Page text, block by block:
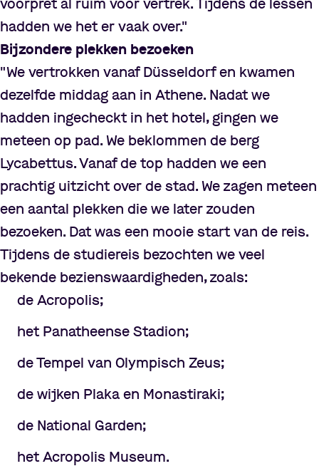
voorpret al ruim voor vertrek. Tijdens de lessen
hadden we het er vaak over."
Bijzondere plekken bezoeken
"We vertrokken vanaf Düsseldorf en kwamen
dezelfde middag aan in Athene. Nadat we
hadden ingecheckt in het hotel, gingen we
meteen op pad. We beklommen de berg
Lycabettus. Vanaf de top hadden we een
prachtig uitzicht over de stad. We zagen meteen
een aantal plekken die we later zouden
bezoeken. Dat was een mooie start van de reis.
Tijdens de studiereis bezochten we veel
bekende bezienswaardigheden, zoals:
de Acropolis;
het Panatheense Stadion;
de Tempel van Olympisch Zeus;
de wijken Plaka en Monastiraki;
de National Garden;
het Acropolis Museum.